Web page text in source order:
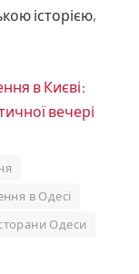
історією,
в Києві:
вечері
в Одесі
Одеси